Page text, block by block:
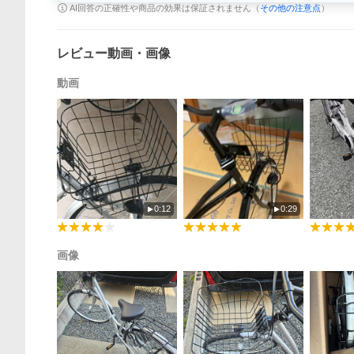
AI回答の正確性や商品の効果は保証されません（ その他の注意点 ）
レビュー動画・画像
動画
0:12 0:29
画像